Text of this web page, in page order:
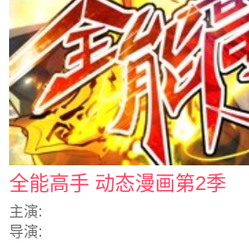
全能高手 动态漫画第2季
主演:
导演: